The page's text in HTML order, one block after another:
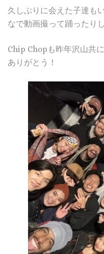
久しぶりに会えた子達も
なで動画撮って踊ったり
Chip Chopも昨年沢山共
ありがとう！